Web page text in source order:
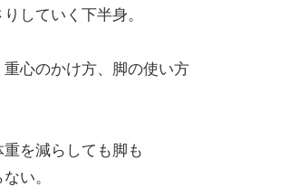
していく下半身。
重心のかけ方、脚の使い方
を減らしても脚も
い。